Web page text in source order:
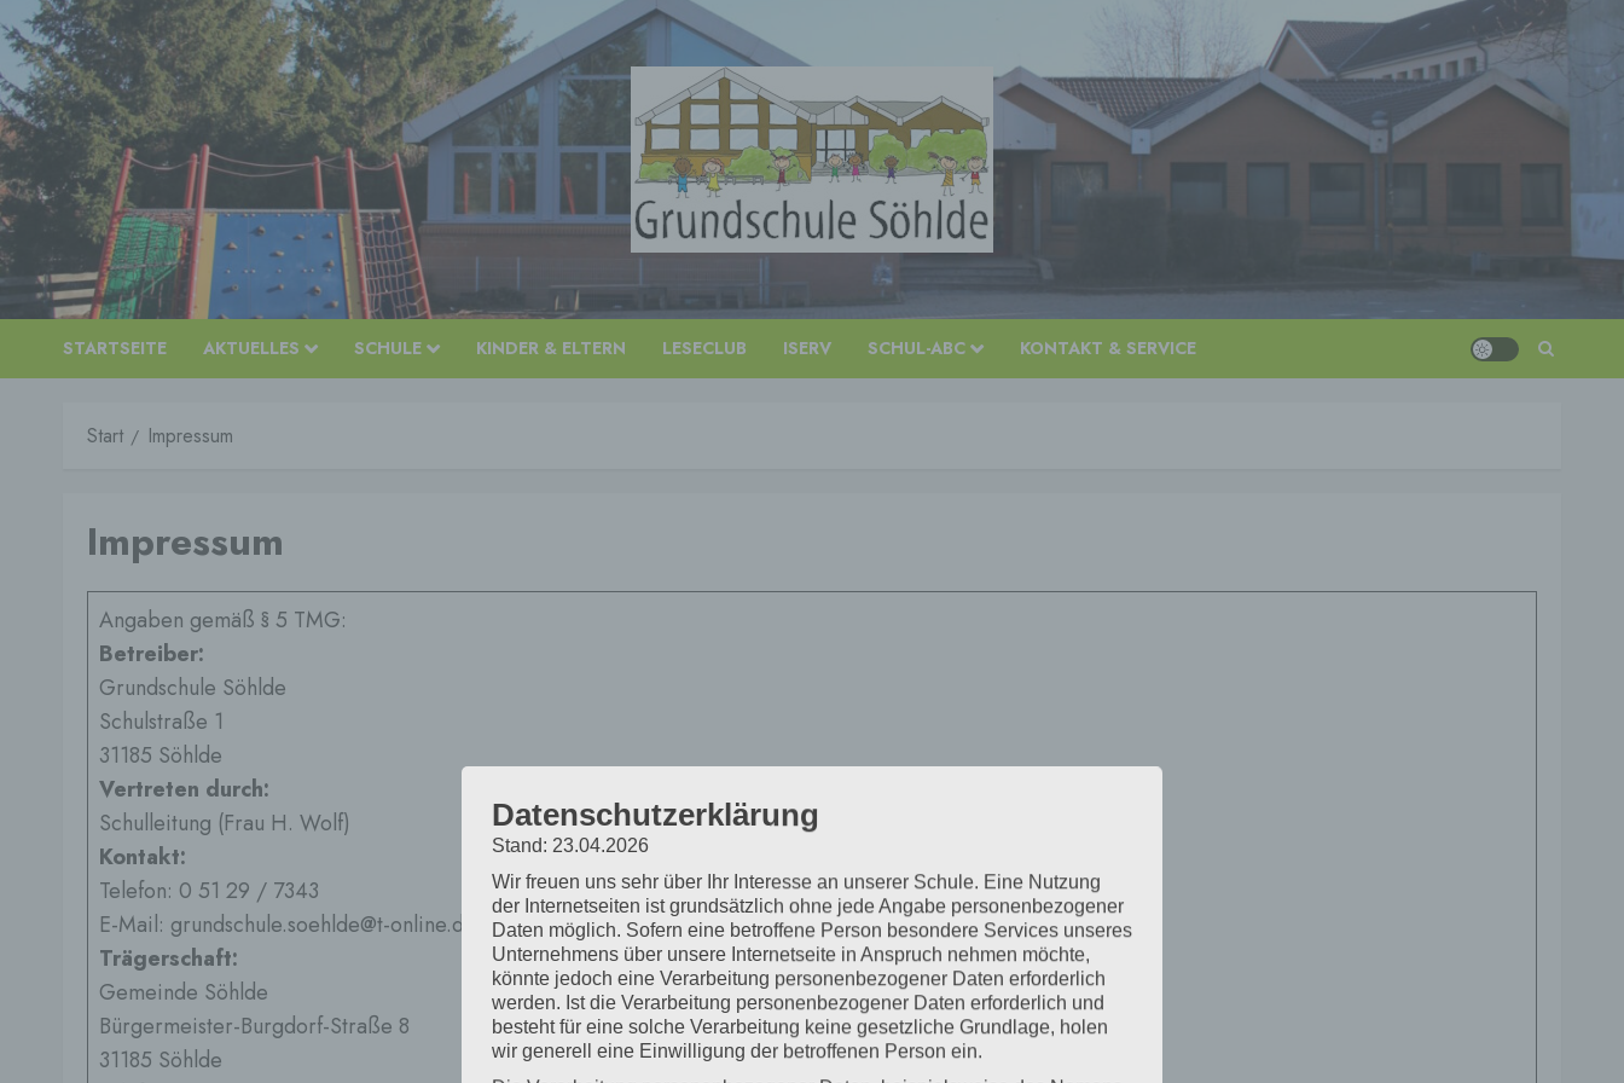
Zum
Inhalt
springen
STARTSEITE AKTUELLES SCHULE KINDER & ELTERN LESECLUB ISERV SCHUL-ABC KONTAKT & SERVICE
Start Impressum
Impressum
Angaben gemäß § 5 TMG:
Betreiber:
Grundschule Söhlde
Schulstraße 1
31185 Söhlde
Vertreten durch:
Schulleitung (Frau H. Wolf)
Kontakt:
Telefon: 0 51 29 / 7343
E-Mail: grundschule.soehlde@t-online.de
Trägerschaft:
Gemeinde Söhlde
Bürgermeister-Burgdorf-Straße 8
31185 Söhlde
Datenschutzerklärung
Stand: 23.04.2026
Wir freuen uns sehr über Ihr Interesse an unserer Schule. Eine Nutzung
der Internetseiten ist grundsätzlich ohne jede Angabe personenbezogener
Daten möglich. Sofern eine betroffene Person besondere Services unseres
Unternehmens über unsere Internetseite in Anspruch nehmen möchte,
könnte jedoch eine Verarbeitung personenbezogener Daten erforderlich
werden. Ist die Verarbeitung personenbezogener Daten erforderlich und
besteht für eine solche Verarbeitung keine gesetzliche Grundlage, holen
wir generell eine Einwilligung der betroffenen Person ein.